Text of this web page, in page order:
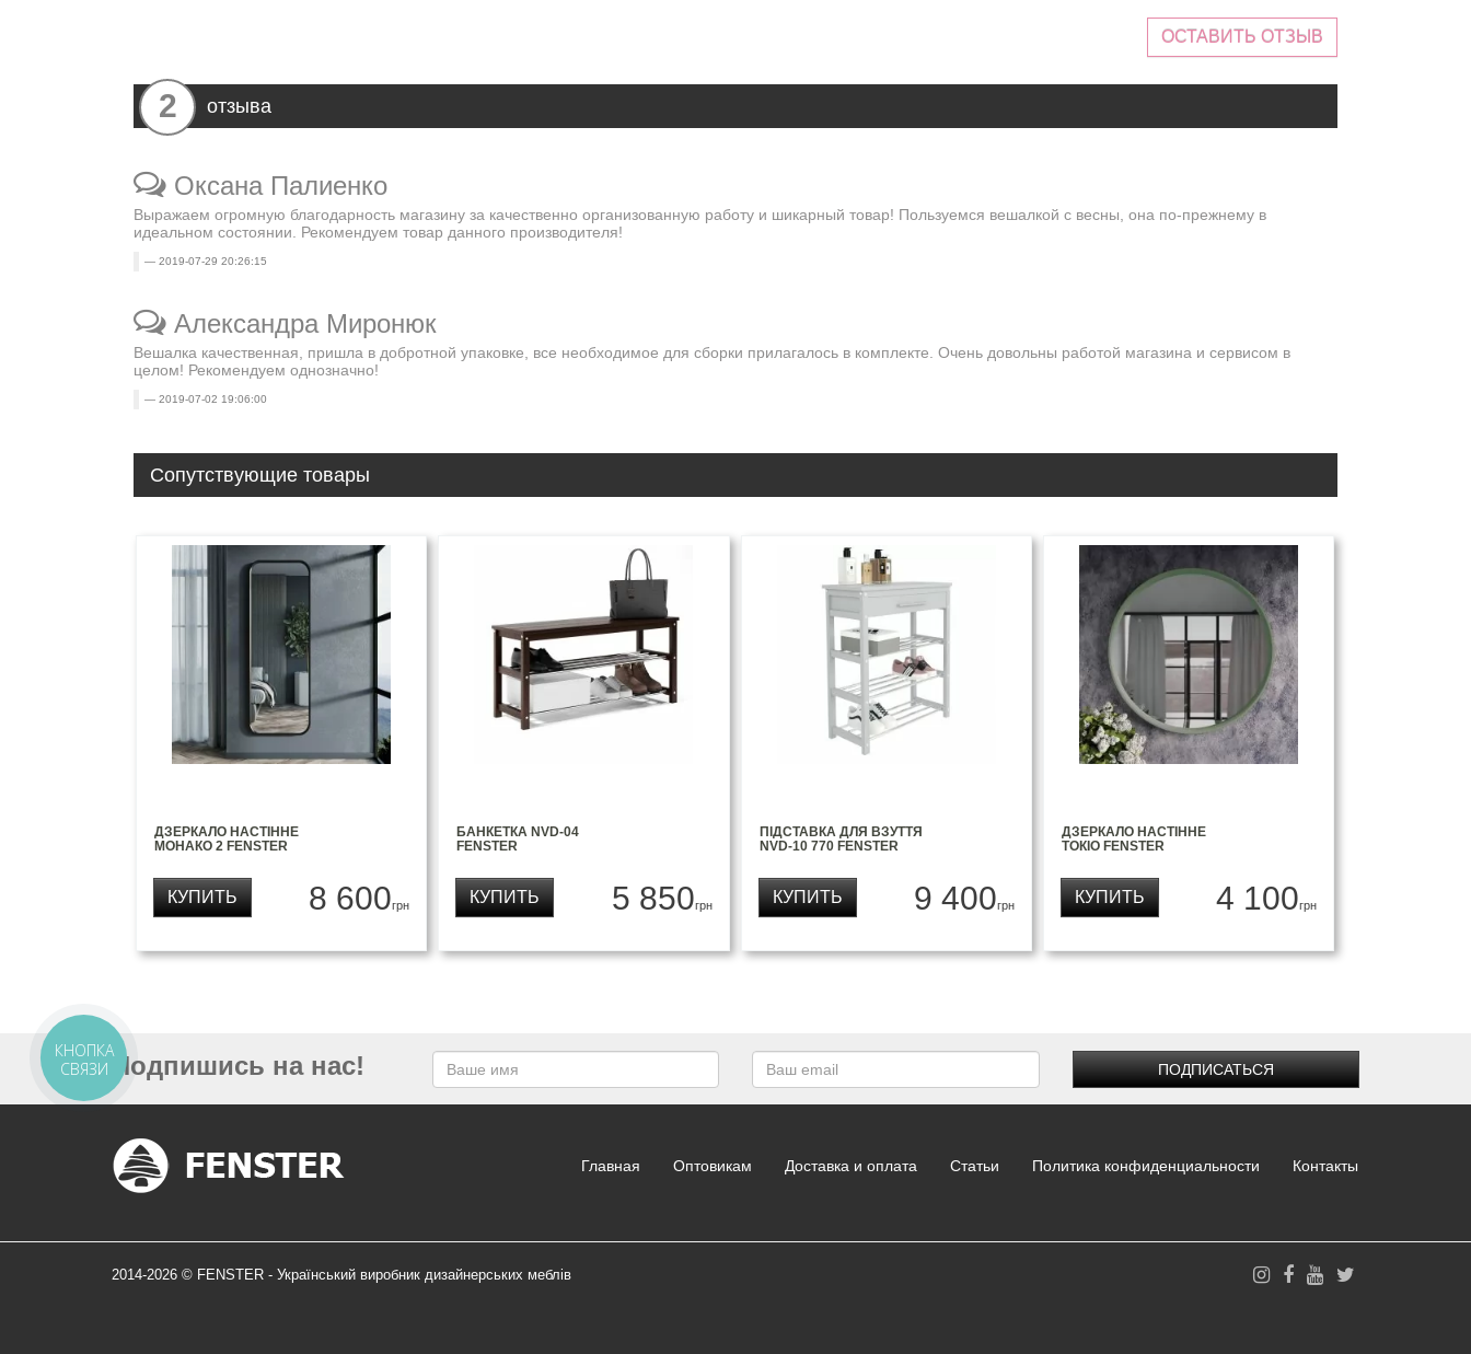
ОСТАВИТЬ ОТЗЫВ
2 отзыва
Оксана Палиенко
Выражаем огромную благодарность магазину за качественно организованную работу и шикарный товар! Пользуемся вешалкой с весны, она по-прежнему в
идеальном состоянии. Рекомендуем товар данного производителя!
2019-07-29 20:26:15
Александра Миронюк
Вешалка качественная, пришла в добротной упаковке, все необходимое для сборки прилагалось в комплекте. Очень довольны работой магазина и сервисом в
целом! Рекомендуем однозначно!
2019-07-02 19:06:00
Сопутствующие товары
ДЗЕРКАЛО НАСТІННЕ
МОНАКО 2 FENSTER
8 600грн
КУПИТЬ
БАНКЕТКА NVD-04
FENSTER
5 850грн
КУПИТЬ
ПІДСТАВКА ДЛЯ ВЗУТТЯ
NVD-10 770 FENSTER
9 400грн
КУПИТЬ
ДЗЕРКАЛО НАСТІННЕ
ТОКІО FENSTER
4 100грн
КУПИТЬ
Подпишись на нас! ПОДПИСАТЬСЯ
Главная Оптовикам Доставка и оплата Статьи Политика конфиденциальности Контакты
2014-2026 © FENSTER - Український виробник дизайнерських меблів
КНОПКА
СВЯЗИ